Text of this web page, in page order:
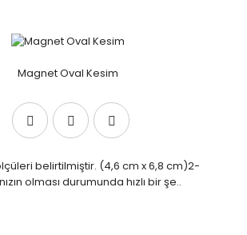
Magnet Oval Kesim
belirtilmiştir. (4,6 cm x 6,8 cm)2-
olması durumunda hızlı bir şe..